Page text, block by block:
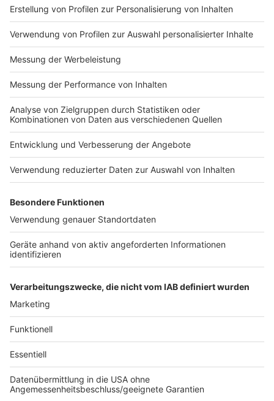
Drei Tote nach Schusswaffen-Vorfall in North
Carolina
Bundesstaat North Carolina zu Schüssen. Den Ermittlern
zufolge handelt es sich bei den Betroffenen um
Familienmitglieder.
Influencer in Mexiko während Livestreaming getötet
Weltnachrichten|Ein TikToker wird im gefährlichen
Bundesstaat Sinaloa erschossen. Die Ermittler prüfen, ob
Drogenkartelle hinter der Tat stehen.
Memmingen lädt Marvel mit Humor-Video zum
Avengers-Start ein
Kinonews|Marvel macht Memmingen zur Doomstadt und
Bösewicht-Hochburg – doch der Rathauschef nimmt die
Maske ab und betont, was echte Freiheit bedeutet.
Litauen entdeckt Migrantentunnel unter Grenzzaun
zu Belarus
Weltnachrichten|Geheimgang in die EU: Durch einen
Tunnel sollten Migranten von Belarus nach Litauen
geschleust werden. Doch Grenzschützer entdeckten die
Mehr laden